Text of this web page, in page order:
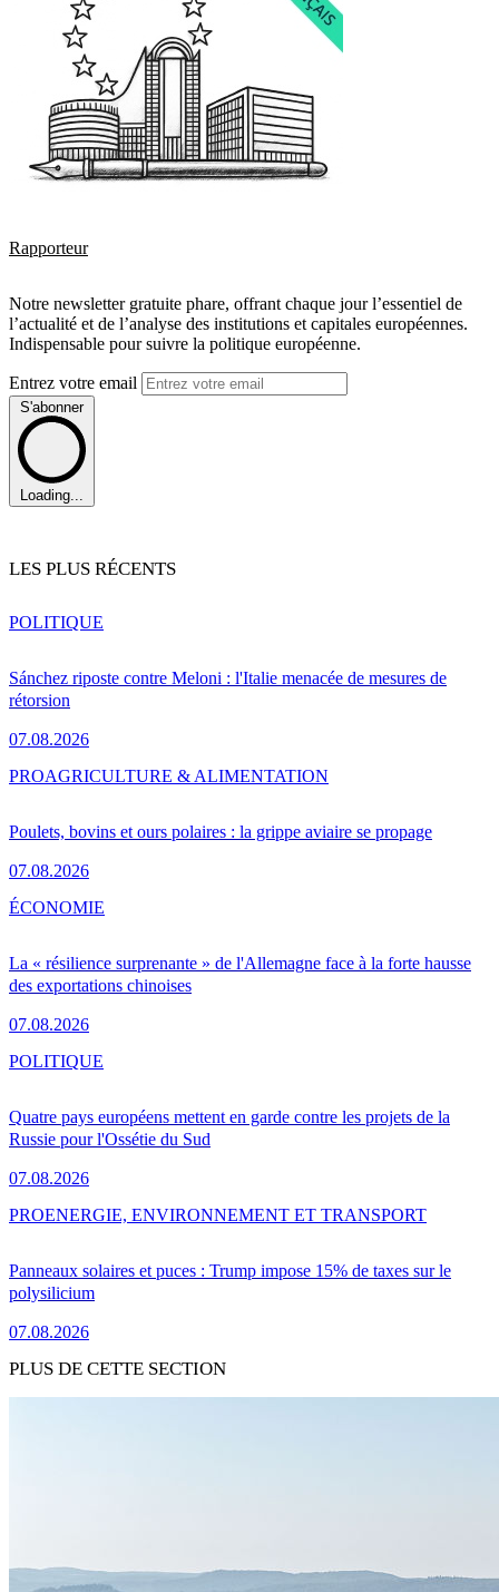
Rapporteur
Notre newsletter gratuite phare, offrant chaque jour l’essentiel de
l’actualité et de l’analyse des institutions et capitales européennes.
Indispensable pour suivre la politique européenne.
Entrez votre email
S'abonner
Loading...
LES PLUS RÉCENTS
Sánchez riposte contre Meloni : l'Italie menacée de mesures de
rétorsion
07.08.2026
POLITIQUE
Poulets, bovins et ours polaires : la grippe aviaire se propage
07.08.2026
PROAGRICULTURE & ALIMENTATION
La « résilience surprenante » de l'Allemagne face à la forte hausse
des exportations chinoises
07.08.2026
ÉCONOMIE
Quatre pays européens mettent en garde contre les projets de la
Russie pour l'Ossétie du Sud
07.08.2026
POLITIQUE
Panneaux solaires et puces : Trump impose 15% de taxes sur le
polysilicium
07.08.2026
PROENERGIE, ENVIRONNEMENT ET TRANSPORT
PLUS DE CETTE SECTION